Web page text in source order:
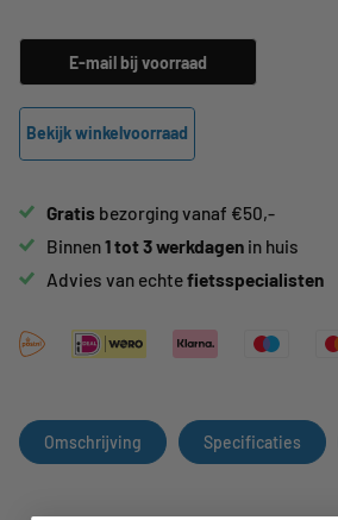
E-mail bij voorraad
Bekijk winkelvoorraad
Gratis bezorging vanaf €50,-
Binnen1 tot 3 werkdagen in huis
Advies van echtefietsspecialisten
Omschrijving Specificaties